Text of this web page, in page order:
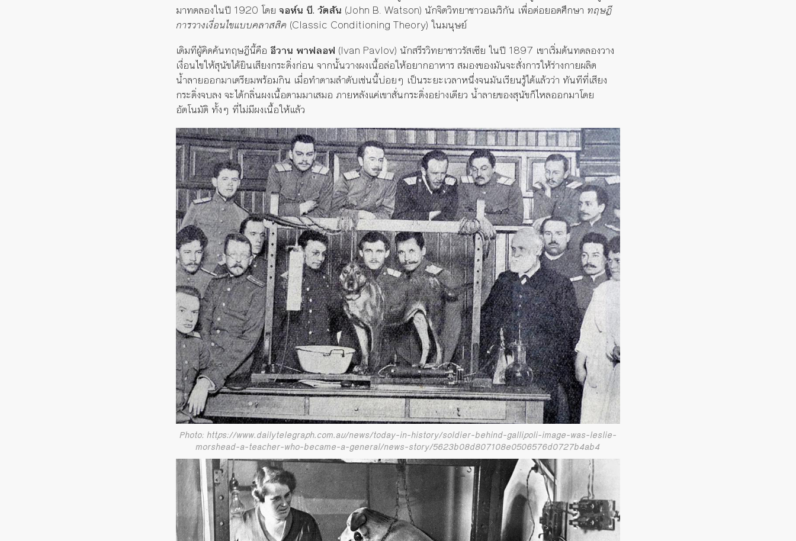
มาทดลองในปี 1920 โดย จอห์น บี. วัตสัน (John B. Watson) นักจิตวิทยาชาวอเมริกัน เพื่อต่อยอดศึกษา ทฤษฎี
การวางเงื่อนไขแบบคลาสสิค (Classic Conditioning Theory) ในมนุษย์
เดิมทีผู้คิดค้นทฤษฎีนี้คือ อีวาน พาฟลอฟ (Ivan Pavlov) นักสรีรวิทยาชาวรัสเซีย ในปี 1897 เขาเริ่มต้นทดลองวาง
เงื่อนไขให้สุนัขได้ยินเสียงกระดิ่งก่อน จากนั้นวางผงเนื้อล่อให้อยากอาหาร สมองของมันจะสั่งการให้ร่างกายผลิต
น้ำลายออกมาเตรียมพร้อมกิน เมื่อทำตามลำดับเช่นนี้บ่อยๆ เป็นระยะเวลาหนึ่งจนมันเรียนรู้ได้แล้วว่า ทันทีที่เสียง
กระดิ่งจบลง จะได้กลิ่นผงเนื้อตามมาเสมอ ภายหลังแค่เขาสั่นกระดิ่งอย่างเดียว น้ำลายของสุนัขก็ไหลออกมาโดย
อัตโนมัติ ทั้งๆ ที่ไม่มีผงเนื้อให้แล้ว
Photo: https://www.dailytelegraph.com.au/news/today-in-history/soldier-behind-gallipoli-image-was-leslie-
morshead-a-teacher-who-became-a-general/news-story/5623b08d807108e0506576d0727b4ab4